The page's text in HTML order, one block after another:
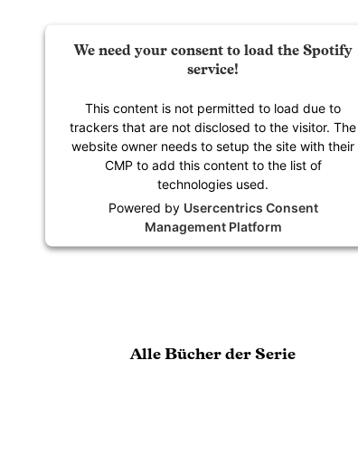
We need your consent to load the Spotify
service!
This content is not permitted to load due to
trackers that are not disclosed to the visitor. The
website owner needs to setup the site with their
CMP to add this content to the list of
technologies used.
Powered by Usercentrics Consent
Management Platform
Alle Bücher der Serie